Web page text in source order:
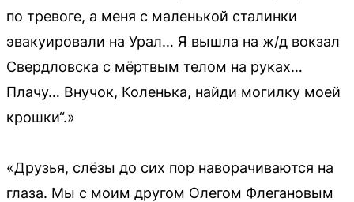
по тревоге, а меня с маленькой сталинки
эвакуировали на Урал… Я вышла на ж/д вокзал
Свердловска с мёртвым телом на руках…
Плачу… Внучок, Коленька, найди могилку моей
крошки“.»
«Друзья, слёзы до сих пор наворачиваются на
глаза. Мы с моим другом Олегом Флегановым